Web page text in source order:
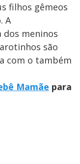
filhos gêmeos
A
dos meninos
são
com o também
Mamãe para